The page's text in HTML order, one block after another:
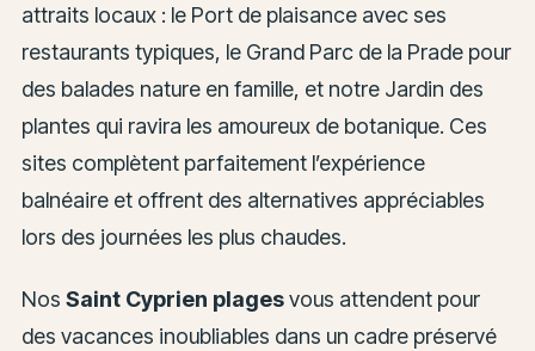
attraits locaux : le Port de plaisance avec ses
restaurants typiques, le Grand Parc de la Prade pour
des balades nature en famille, et notre Jardin des
plantes qui ravira les amoureux de botanique. Ces
sites complètent parfaitement l’expérience
balnéaire et offrent des alternatives appréciables
lors des journées les plus chaudes.
Nos Saint Cyprien plagesvous attendent pour
des vacances inoubliables dans un cadre préservé